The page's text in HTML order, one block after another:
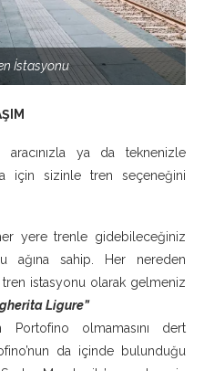
İstasyonu
ya da teknenizle
için sizinle tren seçeneğini
yere trenle gidebileceğiniz
sahip. Her nereden
istasyonu olarak gelmeniz
Ligure”
Portofino olmamasını dert
da içinde bulunduğu